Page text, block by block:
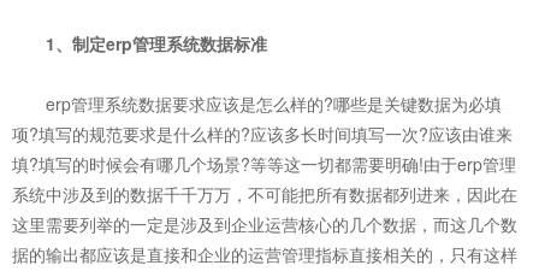
1、制定erp管理系统数据标准
erp管理系统数据要求应该是怎么样的?哪些是关键数据为必填
项?填写的规范要求是什么样的?应该多长时间填写一次?应该由谁来
填?填写的时候会有哪几个场景?等等这一切都需要明确!由于erp管理
系统中涉及到的数据千千万万，不可能把所有数据都列进来，因此在
这里需要列举的一定是涉及到企业运营核心的几个数据，而这几个数
据的输出都应该是直接和企业的运营管理指标直接相关的，只有这样